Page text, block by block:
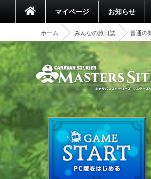
マイページ お知らせ
ホーム みんなの旅日誌 普通の